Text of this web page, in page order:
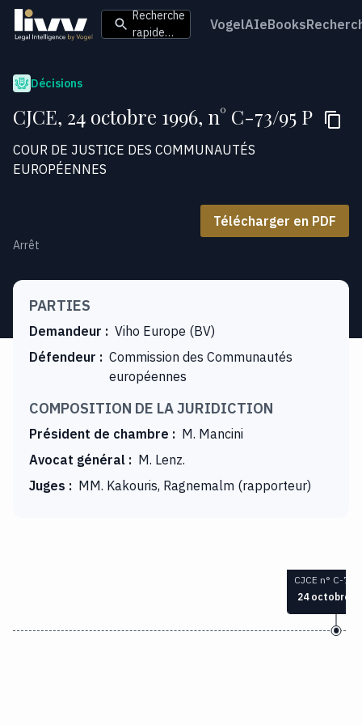
Recherche
rapide…
VogelAIeBooks
Décisions
CJCE, 24 octobre 1996, n° C-73/95 P
COUR DE JUSTICE DES COMMUNAUTÉS
EUROPÉENNES
Télécharger en PDF
Arrêt
PARTIES
Demandeur : Viho Europe (BV)
Défendeur : Commission des Communautés
européennes
COMPOSITION DE LA JURIDICTION
Président de chambre : M. Mancini
Avocat général : M. Lenz.
Juges : MM. Kakouris, Ragnemalm (rapporteur)
CJCE n° C-73/
24 octobre